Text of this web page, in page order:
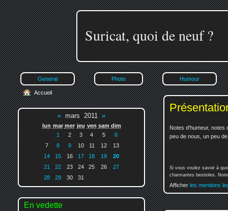
Suricat, quoi de neuf ?
General Photo Humour
Notes d'humeur, notes
peu de nous, un peu
Si vous voulez savoir à
charmantes bestioles.
Afficher les mentions
Accueil
« mars 2011 »
lun mar mer jeu ven sam dim
1
2 3 4 5
6
7
8 9 10 11 12
13
14
15 16 17 18 19
20
21
22 23 24 25 26
27
28
29 30 31
En vedette